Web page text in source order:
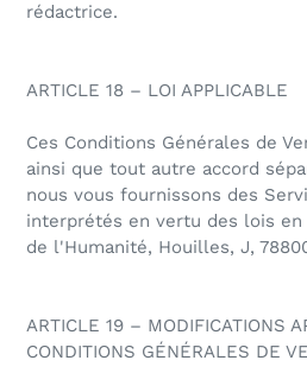
rédactrice.
ARTICLE 18 – LOI APPLICABLE
Ces Conditions Générales de
ainsi que tout autre accord
nous vous fournissons des
interprétés en vertu des lois en
de l'Humanité, Houilles, J,
ARTICLE 19 – MODIFICATIONS
CONDITIONS GÉNÉRALES DE